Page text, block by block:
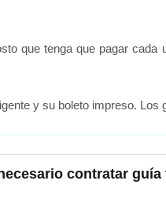
que tenga que pagar cada
y su boleto impreso.
contratar